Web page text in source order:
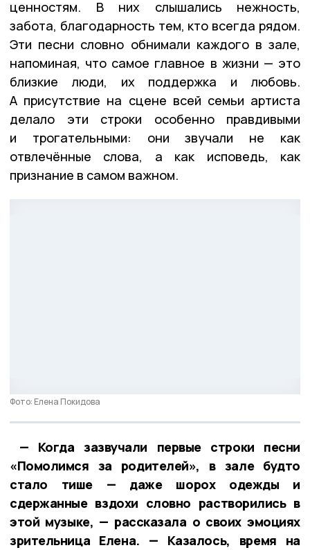
ценностям. В них слышались нежность,
забота, благодарность тем, кто всегда рядом.
Эти песни словно обнимали каждого в зале,
напоминая, что самое главное в жизни — это
близкие люди, их поддержка и любовь.
А присутствие на сцене всей семьи артиста
делало эти строки особенно правдивыми
и трогательными: они звучали не как
отвлечённые слова, а как исповедь, как
признание в самом важном.
Фото: Елена Покидова
— Когда зазвучали первые строки песни
«Помолимся за родителей», в зале будто
стало тише — даже шорох одежды и
сдержанные вздохи словно растворились в
этой музыке, — рассказала о своих эмоциях
зрительница Елена. — Казалось, время на